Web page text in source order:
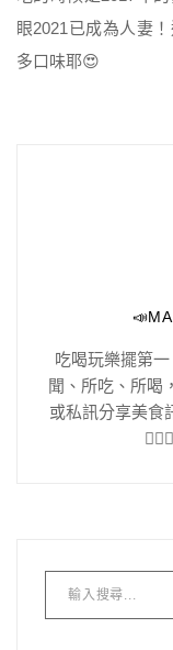
眼2021已成為人妻
多口味耶😍
吃喝玩樂擺第
聞、所吃、所喝
或私訊分享美食